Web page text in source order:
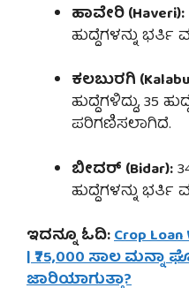
ಹಾವೇರಿ (Haveri):
ಹುದ್ದೆಗಳನ್ನು ಭರ್ತಿ
ಕಲಬುರಗಿ
ಹುದ್ದೆಗಳಿದ್ದು, 35
ಪರಿಗಣಿಸಲಾಗಿದೆ.
ಬೀದರ್ (Bidar):
ಹುದ್ದೆಗಳನ್ನು ಭರ್ತಿ
ಇದನ್ನೂ ಓದಿ:Crop
| ₹75,000 ಸಾಲ
ಜಾರಿಯಾಗುತ್ತಾ?